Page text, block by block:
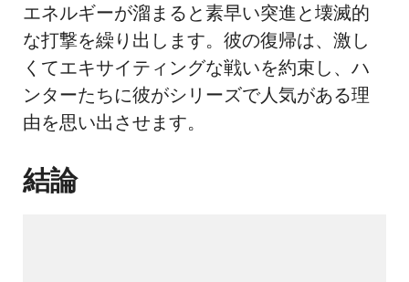
エネルギーが溜まると素早い突進と壊滅的
な打撃を繰り出します。彼の復帰は、激し
くてエキサイティングな戦いを約束し、ハ
ンターたちに彼がシリーズで人気がある理
由を思い出させます。
結論